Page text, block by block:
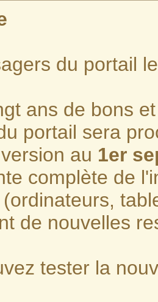
du portail
ans de bons
portail sera
au 1er
complète de
de nouvelles
tester la